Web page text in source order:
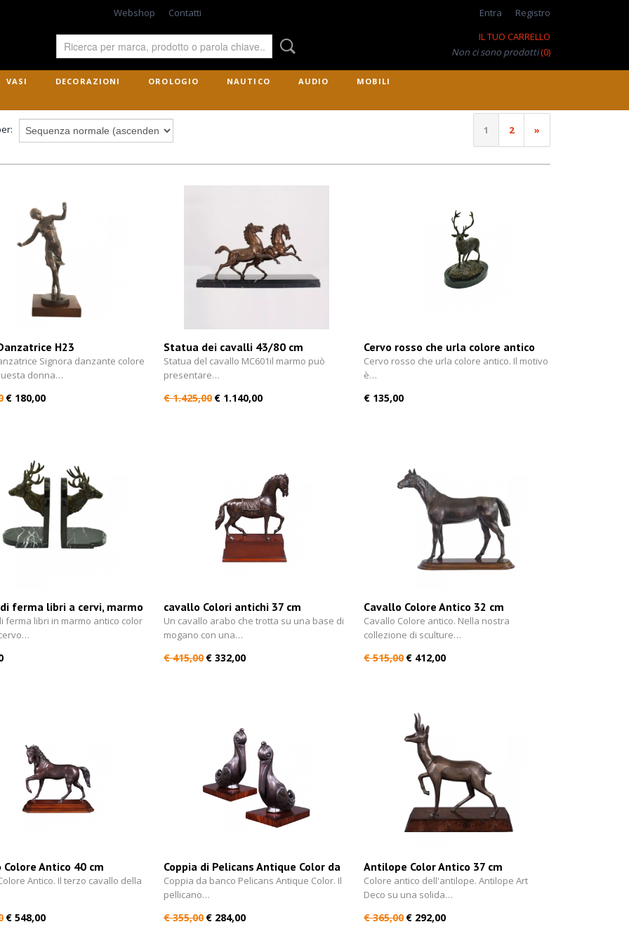
Webshop Contatti Entra
Registro
IL TUO CARRELLO
Non ci sono prodotti(0)
VASI DECORAZIONI OROLOGIO NAUTICO AUDIO MOBILI
1 2 »
H23
Signora danzante colore
donna…
€ 180,00
Statua dei cavalli 43/80 cm
Statua del cavallo MC601il marmo può
presentare…
€ 1.425,00 € 1.140,00
Cervo rosso che urla colore antico
26 cm
Cervo rosso che urla colore antico. Il motivo
è…
€ 135,00
di ferma libri a cervi, marmo
23 cm
ferma libri in marmo antico color
cavallo Colori antichi 37 cm
Un cavallo arabo che trotta su una base di
mogano con una…
€ 415,00 € 332,00
Cavallo Colore Antico 32 cm
Cavallo Colore antico. Nella nostra
collezione di sculture…
€ 515,00 € 412,00
Colore Antico 40 cm
Antico. Il terzo cavallo della
€ 548,00
Coppia di Pelicans Antique Color da
banco 27 cm
Coppia da banco Pelicans Antique Color. Il
pellicano…
€ 355,00 € 284,00
Antilope Color Antico 37 cm
Colore antico dell'antilope. Antilope Art
Deco su una solida…
€ 365,00 € 292,00